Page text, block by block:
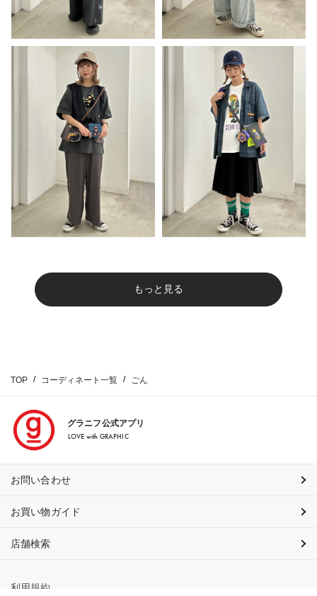
もっと見る
TOP コーディネート一覧 ごん
グラニフ公式アプリ
LOVE with GRAPHIC
お問い合わせ
お買い物ガイド
店舗検索
利用規約